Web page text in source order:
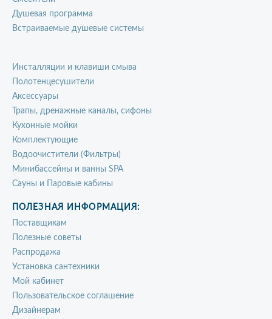
Душевая программа
Встраиваемые душевые системы
Инсталляции и клавиши смыва
Полотенцесушители
Аксессуары
Трапы, дренажные каналы, сифоны
Кухонные мойки
Комплектующие
Водоочистители (Фильтры)
Минибассейны и ванны SPA
Сауны и Паровые кабины
ПОЛЕЗНАЯ ИНФОРМАЦИЯ:
Поставщикам
Полезные советы
Распродажа
Установка сантехники
Мой кабинет
Пользовательское соглашение
Дизайнерам